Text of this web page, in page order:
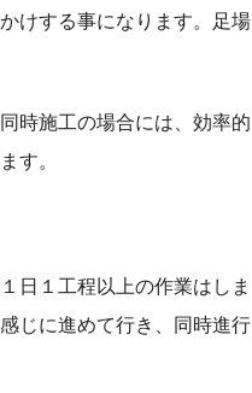
けする事になります。足場
時施工の場合には、効率的
す。
日１工程以上の作業はしま
じに進めて行き、同時進行